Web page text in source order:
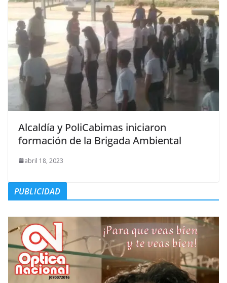
Alcaldía y PoliCabimas iniciaron
formación de la Brigada Ambiental
abril 18, 2023
PUBLICIDAD